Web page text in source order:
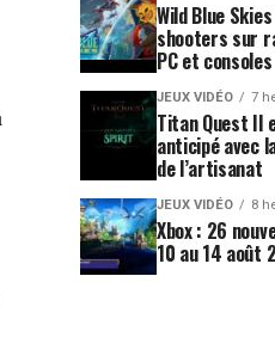
Wild Blue
shooters sur
PC et consoles
JEUX VIDÉO 7
Titan Quest II
anticipé avec
de l’artisanat
JEUX VIDÉO 8
Xbox : 26
10 au 14 août